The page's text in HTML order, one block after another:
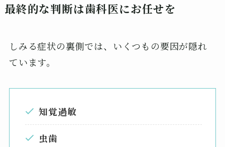
最終的な判断は歯科医にお任せを
しみる症状の裏側では、いくつもの要因が隠れ
ています。
知覚過敏
虫歯